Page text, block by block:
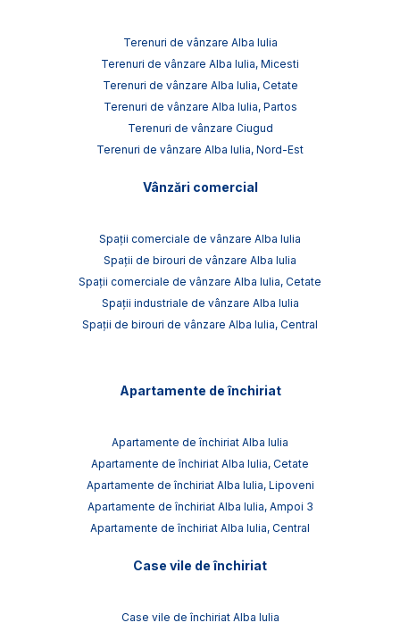
Terenuri de vânzare Alba Iulia
Terenuri de vânzare Alba Iulia, Micesti
Terenuri de vânzare Alba Iulia, Cetate
Terenuri de vânzare Alba Iulia, Partos
Terenuri de vânzare Ciugud
Terenuri de vânzare Alba Iulia, Nord-Est
Vânzări comercial
Spații comerciale de vânzare Alba Iulia
Spații de birouri de vânzare Alba Iulia
Spații comerciale de vânzare Alba Iulia, Cetate
Spații industriale de vânzare Alba Iulia
Spații de birouri de vânzare Alba Iulia, Central
Apartamente de închiriat
Apartamente de închiriat Alba Iulia
Apartamente de închiriat Alba Iulia, Cetate
Apartamente de închiriat Alba Iulia, Lipoveni
Apartamente de închiriat Alba Iulia, Ampoi 3
Apartamente de închiriat Alba Iulia, Central
Case vile de închiriat
Case vile de închiriat Alba Iulia